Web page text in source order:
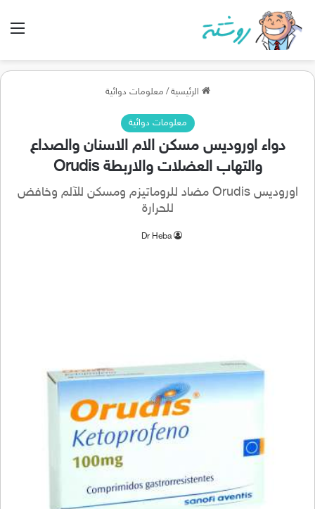
الرئيسية / معلومات دوائية
معلومات دوائية
دواء اوروديس مسكن الام الاسنان والصداع
والتهاب العضلات والاربطة Orudis
اوروديس Orudis مضاد للروماتيزم ومسكن للآلم وخافض
للحرارة
Dr Heba